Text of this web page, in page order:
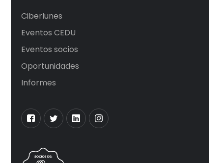
Ciberlunes
Eventos CEDU
Eventos socios
Oportunidades
Informes